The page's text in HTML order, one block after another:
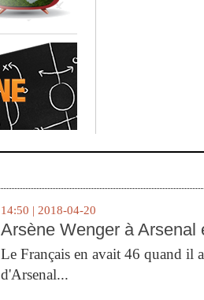
14:50 | 2018-04-20
Arsène Wenger à Arsenal
Le Français en avait 46 quand il
d'Arsenal...